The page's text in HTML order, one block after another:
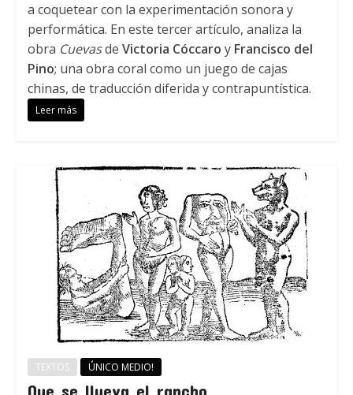
a coquetear con la experimentación sonora y
performática. En este tercer artículo, analiza la
obra Cuevasde Victoria Cóccaro y Francisco del
Pino; una obra coral como un juego de cajas
chinas, de traducción diferida y contrapuntística.
Leer más
TEXTOS ÚNICO MEDIO!
Que se llueva el rancho